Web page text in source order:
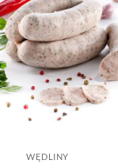
na stronie
Dodaj
WĘDLINY